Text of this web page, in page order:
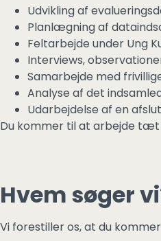
Udvikling af
Planlægning af
Feltarbejde under Ung
Interviews,
Samarbejde med
Analyse af det
Udarbejdelse af en
Du kommer til at arbejde tæt
Hvem søger
Vi forestiller os, at du